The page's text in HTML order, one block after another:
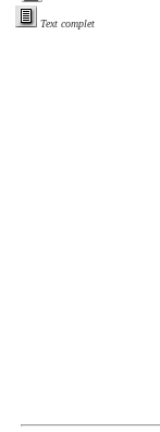
Text complet